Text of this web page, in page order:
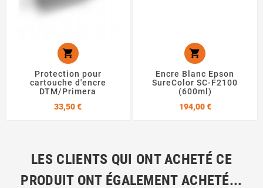

Protection pour
cartouche d'encre
DTM/Primera
33,50 €Prix

Encre Blanc Epson
SureColor SC-F2100
(600ml)
194,00 €Prix
LES CLIENTS QUI ONT ACHETÉ CE
PRODUIT ONT ÉGALEMENT ACHETÉ...